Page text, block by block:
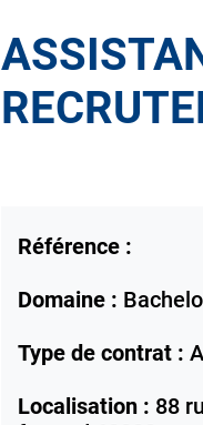
Référence :
Domaine :
Type de contrat :
Localisation : 88